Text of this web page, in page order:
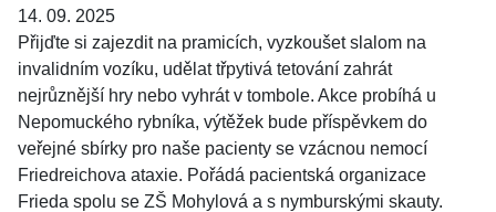
14. 09. 2025
Přijďte si zajezdit na pramicích, vyzkoušet slalom na
invalidním vozíku, udělat třpytivá tetování zahrát
nejrůznější hry nebo vyhrát v tombole. Akce probíhá u
Nepomuckého rybníka, výtěžek bude příspěvkem do
veřejné sbírky pro naše pacienty se vzácnou nemocí
Friedreichova ataxie. Pořádá pacientská organizace
Frieda spolu se ZŠ Mohylová a s nymburskými skauty.